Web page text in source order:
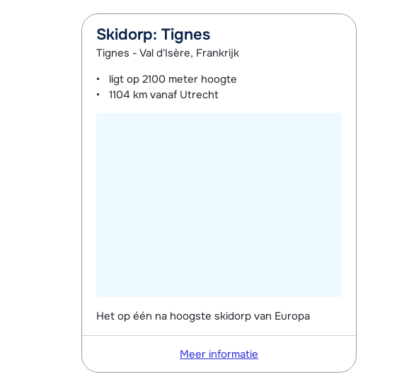
Skidorp: Tignes
Tignes - Val d'Isère, Frankrijk
ligt op2100 meter hoogte
1104 km vanaf Utrecht
Het op één na hoogste skidorp van Europa
Meer informatie